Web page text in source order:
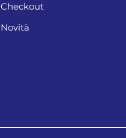
Checkout
Novità